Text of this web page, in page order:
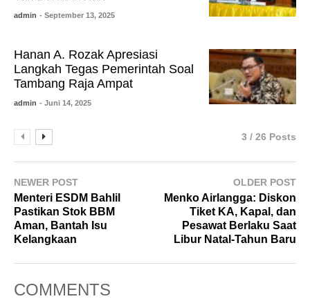
admin - September 13, 2025
Hanan A. Rozak Apresiasi
Langkah Tegas Pemerintah Soal
Tambang Raja Ampat
admin - Juni 14, 2025
3 / 26 Posts
NEWER POST
Menteri ESDM Bahlil
Pastikan Stok BBM
Aman, Bantah Isu
Kelangkaan
OLDER POST
Menko Airlangga: Diskon
Tiket KA, Kapal, dan
Pesawat Berlaku Saat
Libur Natal-Tahun Baru
COMMENTS